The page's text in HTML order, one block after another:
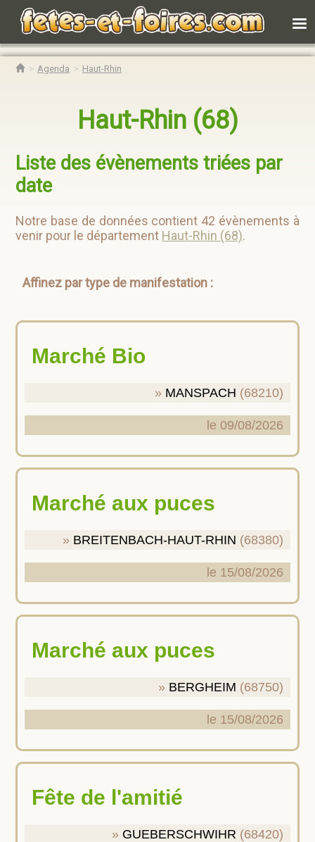
Agenda Haut-Rhin
Haut-Rhin (68)
Liste des évènements triées par
date
Notre base de données contient 42 évènements à
venir pour le département Haut-Rhin (68).
Affinez par type de manifestation :
Marché Bio
MANSPACH (68210)
le 09/08/2026
Marché aux puces
BREITENBACH-HAUT-RHIN (68380)
le 15/08/2026
Marché aux puces
BERGHEIM (68750)
le 15/08/2026
Fête de l'amitié
GUEBERSCHWIHR (68420)